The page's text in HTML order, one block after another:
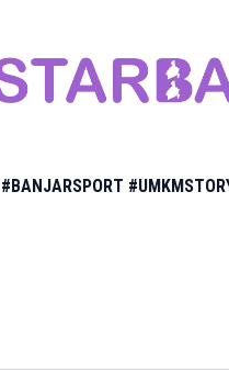
#BANJARSPORT